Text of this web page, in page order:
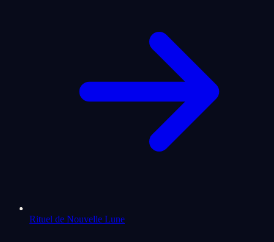
Rituel de Nouvelle Lune